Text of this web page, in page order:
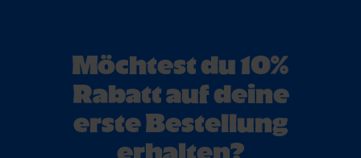
Möchtest du 10%
Rabatt auf deine
erste Bestellung
erhalten?